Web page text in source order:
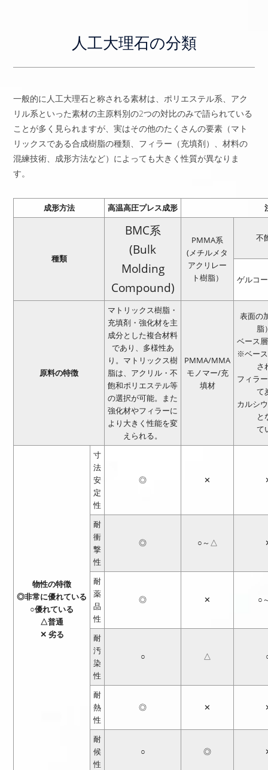
人工大理石の分類
一般的に人工大理石と称される素材は、ポリエステル系、アク
リル系といった素材の主原料別の2つの対比のみで語られている
ことが多く見られますが、実はその他のたくさんの要素（マト
リックスである合成樹脂の種類、フィラー（充填剤）、材料の
混練技術、成形方法など）によっても大きく性質が異なりま
す。
成形方法 高温高圧プレス成形
種類
BMC系
(Bulk
Molding
Compound)
PMMA系
(メチルメタ
アクリレー
ト樹脂）
不
ゲルコ
原料の特徴
マトリックス樹脂・
充填剤・強化材を主
成分とした複合材料
であり、多様性あ
り。マトリックス樹
脂は、アクリル・不
飽和ポリエステル等
の選択が可能。また
強化材やフィラーに
より大きく性能を変
えられる。
PMMA/MMA
モノマー/充
填材
表面の
脂
ベース
※ベー
さ
フィラ
て
カルシ
と
て
物性の特徴
◎非常に優れている
○優れている
△普通
✕ 劣る
寸
法
安
定
性
◎ ✕
耐
衝
撃
性
◎ ○～△
耐
薬
品
性
◎ ✕ ○
耐
汚
染
性
○ △
耐
熱
性
◎ ✕
耐
候
性
○ ◎